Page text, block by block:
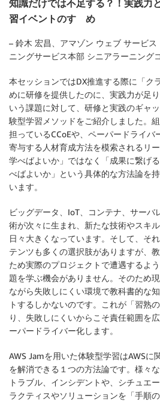
知識だけでは不足する？！実践力
習イベントのすゝめ
– 鈴木 宏昌、アマゾン ウェブ サービ
ニングサービス本部 シニアラーニング
本セッションではDX推進する際に「ク
めに研修を提供したのに、実践力が足
いう課題に対して、研修と実践のギャ
験型学習メソッドをご紹介しました。
担っているCCoEや、ペーパードライバ
寄与する人材育成方法を模索されるリ
学べばよいか」ではなく「成果に繋げ
べばよいか」という具体的な方法論を
います。
ビッグデータ、IoT、コンテナ、サーバ
術が次々に生まれ、新たな技術やスキ
日々大きくなっています。そして、そ
テンツも多くの選択肢がありますが、
ため実際のプロジェクトで遭遇するよ
題を学ぶ機会がありません。そのため
ながら失敗しにくい環境で教科書的な
トするしかないのです。これが「習熟
り、失敗しにくいからこそ責任範囲を
ーパードライバー化します。
AWS Jamを用いた体験型学習はAWSに
を解消できる１つの方法論です。様々
トラブル、インシデントや、シチュエ
ラクティスやソリューションを「手順